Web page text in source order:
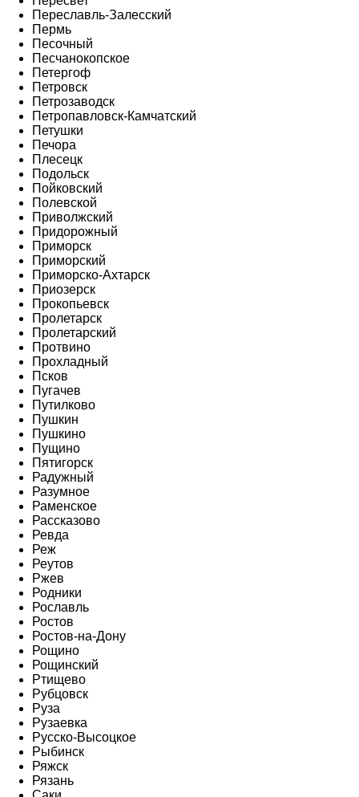
Переславль-Залесский
Пермь
Песочный
Песчанокопское
Петергоф
Петровск
Петрозаводск
Петропавловск-Камчатский
Петушки
Печора
Плесецк
Подольск
Пойковский
Полевской
Приволжский
Придорожный
Приморск
Приморский
Приморско-Ахтарск
Приозерск
Прокопьевск
Пролетарск
Пролетарский
Протвино
Прохладный
Псков
Пугачев
Путилково
Пушкин
Пушкино
Пущино
Пятигорск
Радужный
Разумное
Раменское
Рассказово
Ревда
Реж
Реутов
Ржев
Родники
Рославль
Ростов
Ростов-на-Дону
Рощино
Рощинский
Ртищево
Рубцовск
Руза
Рузаевка
Русско-Высоцкое
Рыбинск
Ряжск
Рязань